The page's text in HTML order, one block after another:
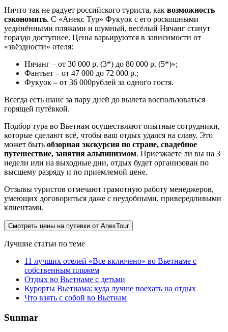
Ничто так не радует российского туриста, как возможность
сэкономить. С «Анекс Тур» Фукуок с его роскошными
уединёнными пляжами и шумный, весёлый Нячанг станут
гораздо доступнее. Цены варьируются в зависимости от
«звёздности» отеля:
Нячанг – от 30 000 р. (3*) до 80 000 р. (5*)»;
Фантьет – от 47 000 до 72 000 р.;
Фукуок – от 36 000рублей за одного гостя.
Всегда есть шанс за пару дней до вылета воспользоваться
горящей путёвкой.
Подбор тура во Вьетнам осуществляют опытные сотрудники,
которые сделают всё, чтобы ваш отдых удался на славу. Это
может быть обзорная экскурсия по стране, свадебное
путешествие, занятия альпинизмом. Приезжаете ли вы на 3
недели или на выходные дни, отдых будет организован по
высшему разряду и по приемлемой цене.
Отзывы туристов отмечают грамотную работу менеджеров,
умеющих договориться даже с неудобными, привередливыми
клиентами.
Смотреть цены на путевки от AnexTour
Лучшие статьи по теме
11 лучших отелей «Все включено» во Вьетнаме с
собственным пляжем
Отдых во Вьетнаме с детьми
Курорты Вьетнама: куда лучше поехать на отдых
Что взять с собой во Вьетнам
Sunmar